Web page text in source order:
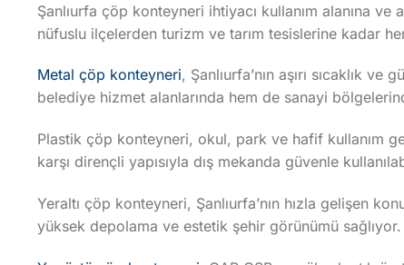
Şanlıurfa çöp konteyneri ihtiyacı kullanım alanına
nüfuslu ilçelerden turizm ve tarım tesislerine kadar
Metal çöp konteyneri, Şanlıurfa’nın aşırı sıcaklık
belediye hizmet alanlarında hem de sanayi
Plastik çöp konteyneri, okul, park ve hafif kullanım
karşı dirençli yapısıyla dış mekanda güvenle
Yeraltı çöp konteyneri, Şanlıurfa’nın hızla gelişen
yüksek depolama ve estetik şehir görünümü sağlıyor.